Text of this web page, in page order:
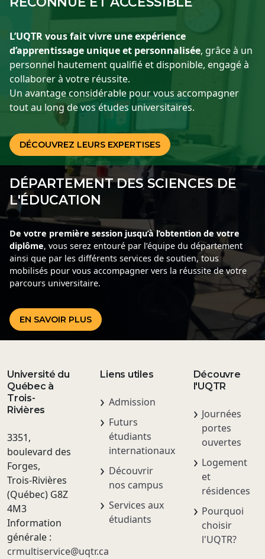
L’UQTR vous fait vivre une expérience
d’apprentissage unique et personnalisée, grâce à un
personnel hautement qualifié et disponible, engagé à
collaborer à votre réussite.
Un avantage considérable pour vous accompagner
tout au long de vos études universitaires.
DÉCOUVREZ LEURS EXPERTISES
DÉPARTEMENT DES SCIENCES DE
L'ÉDUCATION
De votre première session jusqu’à l’obtention de votre
diplôme, vous serez entouré par l’équipe du département
ainsi que par les différents services de soutien, tous
mobilisés pour vous accompagner vers la réussite de votre
parcours universitaire.
EN SAVOIR PLUS
Université du
Québec à
Trois-
Rivières
3351,
boulevard des
Forges,
Trois-Rivières
(Québec) G8Z
4M3
Information
générale :
crmultiservice@uqtr.ca
Liens utiles
Admission
Futurs
étudiants
internationaux
Découvrir
nos campus
Services aux
étudiants
Découvre
l'UQTR
Journées
portes
ouvertes
Logement
et
résidences
Pourquoi
choisir
l'UQTR?